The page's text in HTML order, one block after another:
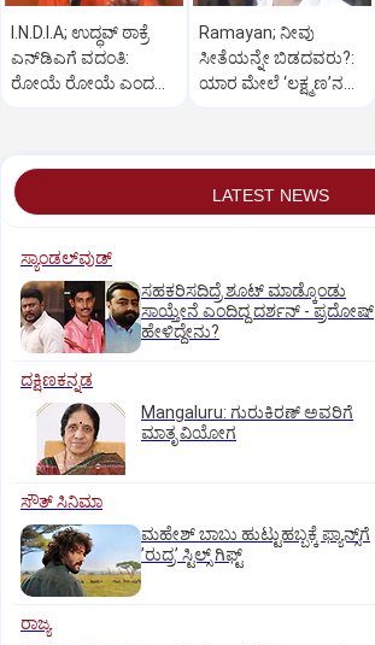
I.N.D.I.A; ಉದ್ಧವ್‌ ಠಾಕ್ರೆ
ಎನ್‌ಡಿಎಗೆ ವದಂತಿ:
ರೋಯೆ ರೋಯೆ ಎಂದ
Ramayan; ನೀವು
ಸೀತೆಯನ್ನೇ ಬಿಡದವರು?:
ಯಾರ ಮೇಲೆ ‘ಲಕ್ಷ್ಮಣ’ನ
LATEST NEWS
ಸ್ಯಾಂಡಲ್‌ವುಡ್‌
ಸಹಕರಿಸದಿದ್ರೆ ಶೂಟ್‌ ಮಾಡ್ಕೊಂಡು
ಸಾಯ್ತೇನೆ ಎಂದಿದ್ದ ದರ್ಶನ್‌ - ಪ್ರದೋಷ್‌
ಹೇಳಿದ್ದೇನು?
ದಕ್ಷಿಣಕನ್ನಡ
Mangaluru: ಗುರುಕಿರಣ್ ಅವರಿಗೆ
ಮಾತೃ ವಿಯೋಗ
ಸೌತ್‌ ಸಿನಿಮಾ
ಮಹೇಶ್‌ ಬಾಬು ಹುಟ್ಟುಹಬ್ಬಕ್ಕೆ ಫ್ಯಾನ್ಸ್‌ಗೆ
ʼರುದ್ರʼ ಸ್ಟಿಲ್ಸ್‌ ಗಿಫ್ಟ್
ರಾಜ್ಯ